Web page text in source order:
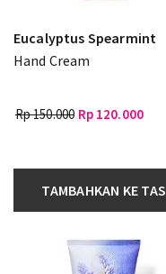
Eucalyptus Spearmint
Hand Cream
Rp 150.000 Rp 120.000
TAMBAHKAN KE TAS